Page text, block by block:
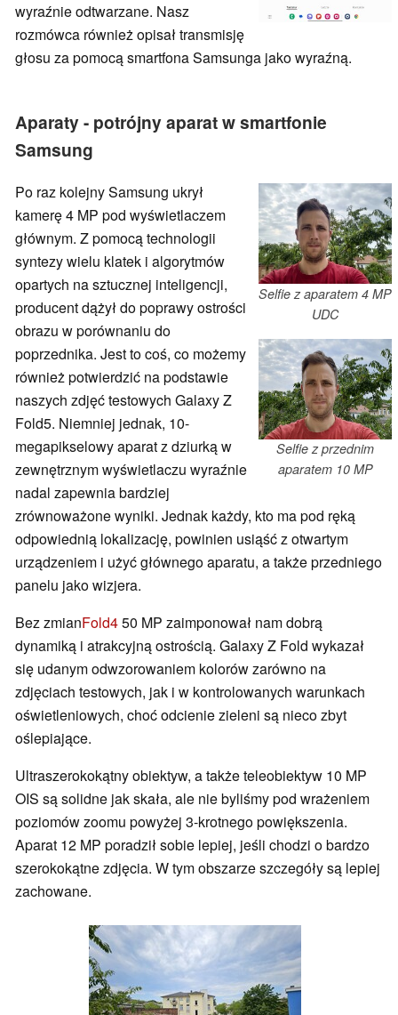
wyraźnie odtwarzane. Nasz
rozmówca również opisał transmisję
głosu za pomocą smartfona Samsunga jako wyraźną.
Aparaty - potrójny aparat w smartfonie
Samsung
Selfie z aparatem 4 MP
UDC
Selfie z przednim
aparatem 10 MP
Po raz kolejny Samsung ukrył
kamerę 4 MP pod wyświetlaczem
głównym. Z pomocą technologii
syntezy wielu klatek i algorytmów
opartych na sztucznej inteligencji,
producent dążył do poprawy ostrości
obrazu w porównaniu do
poprzednika. Jest to coś, co możemy
również potwierdzić na podstawie
naszych zdjęć testowych Galaxy Z
Fold5. Niemniej jednak, 10-
megapikselowy aparat z dziurką w
zewnętrznym wyświetlaczu wyraźnie
nadal zapewnia bardziej
zrównoważone wyniki. Jednak każdy, kto ma pod ręką
odpowiednią lokalizację, powinien usiąść z otwartym
urządzeniem i użyć głównego aparatu, a także przedniego
panelu jako wizjera.
Bez zmianFold450 MP zaimponował nam dobrą
dynamiką i atrakcyjną ostrością. Galaxy Z Fold wykazał
się udanym odwzorowaniem kolorów zarówno na
zdjęciach testowych, jak i w kontrolowanych warunkach
oświetleniowych, choć odcienie zieleni są nieco zbyt
oślepiające.
Ultraszerokokątny obiektyw, a także teleobiektyw 10 MP
OIS są solidne jak skała, ale nie byliśmy pod wrażeniem
poziomów zoomu powyżej 3-krotnego powiększenia.
Aparat 12 MP poradził sobie lepiej, jeśli chodzi o bardzo
szerokokątne zdjęcia. W tym obszarze szczegóły są lepiej
zachowane.